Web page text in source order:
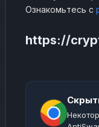
Ознакомьтесь с
https://